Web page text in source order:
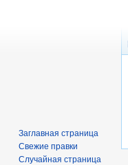
Заглавная страница
Свежие правки
Случайная страница